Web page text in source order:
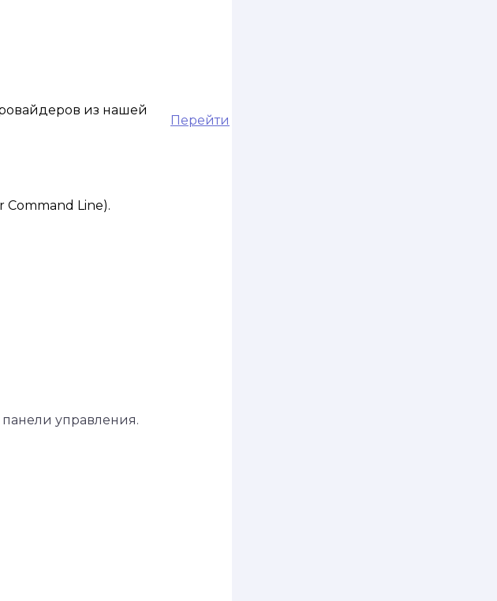
из нашей
Перейти
Command Line).
панели управления.